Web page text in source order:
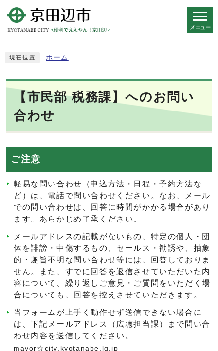
メニュー
現在位置 ホーム
【市民部 税務課】へのお問い
合わせ
ご注意
軽易な問い合わせ（申込方法・日程・予約方法な
ど）は、電話で問い合わせください。なお、メール
での問い合わせは、回答に時間がかかる場合があり
ます。あらかじめ了承ください。
メールアドレスの記載がないもの、特定の個人・団
体を誹謗・中傷するもの、セールス・勧誘や、抽象
的・趣旨不明な問い合わせ等には、回答しておりま
せん。また、すでに回答を返信させていただいた内
容について、繰り返しご意見・ご質問をいただく場
合についても、回答を控えさせていただきます。
当フォームが上手く動作せず送信できない場合に
は、下記メールアドレス（広聴担当課）まで問い合
わせ内容を送信してください。
mayor☆city.kyotanabe.lg.jp